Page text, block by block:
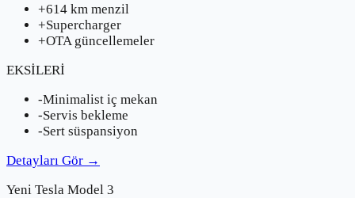
+614 km menzil
+Supercharger
+OTA güncellemeler
EKSİLERİ
-Minimalist iç mekan
-Servis bekleme
-Sert süspansiyon
Detayları Gör →
Yeni Tesla Model 3